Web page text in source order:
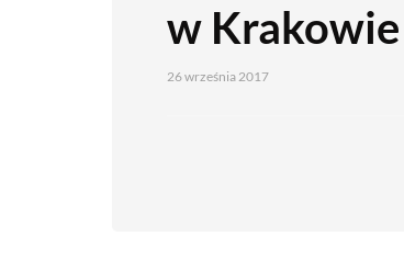
w Krakowie
26 września 2017